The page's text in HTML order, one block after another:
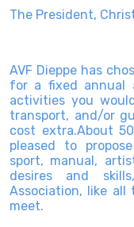
The President,
AVF Dieppe has
for a fixed annual
activities you
transport, and/or
cost extra.About
pleased to
sport, manual,
desires and
Association, like
meet.